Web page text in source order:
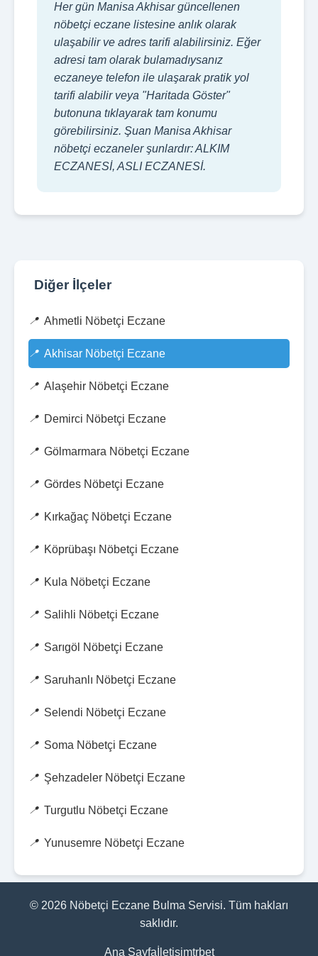
Her gün Manisa Akhisar güncellenen
nöbetçi eczane listesine anlık olarak
ulaşabilir ve adres tarifi alabilirsiniz. Eğer
adresi tam olarak bulamadıysanız
eczaneye telefon ile ulaşarak pratik yol
tarifi alabilir veya "Haritada Göster"
butonuna tıklayarak tam konumu
görebilirsiniz. Şuan Manisa Akhisar
nöbetçi eczaneler şunlardır: ALKIM
ECZANESİ, ASLI ECZANESİ.
Diğer İlçeler
Ahmetli Nöbetçi Eczane
Akhisar Nöbetçi Eczane
Alaşehir Nöbetçi Eczane
Demirci Nöbetçi Eczane
Gölmarmara Nöbetçi Eczane
Gördes Nöbetçi Eczane
Kırkağaç Nöbetçi Eczane
Köprübaşı Nöbetçi Eczane
Kula Nöbetçi Eczane
Salihli Nöbetçi Eczane
Sarıgöl Nöbetçi Eczane
Saruhanlı Nöbetçi Eczane
Selendi Nöbetçi Eczane
Soma Nöbetçi Eczane
Şehzadeler Nöbetçi Eczane
Turgutlu Nöbetçi Eczane
Yunusemre Nöbetçi Eczane
© 2026 Nöbetçi Eczane Bulma Servisi. Tüm hakları
saklıdır.
Ana Sayfa İletişimtrbet